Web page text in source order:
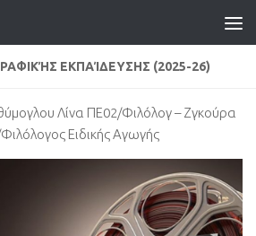
ΕΚΠΑΊΔΕΥΣΗΣ (2025-26)
Λίνα ΠΕ02/Φιλόλογ – Ζγκούρα
Ειδικής Αγωγής